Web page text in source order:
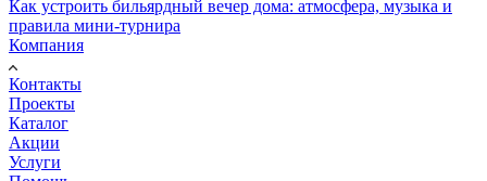
Как устроить бильярдный вечер дома: атмосфера, музыка и
правила мини-турнира
Компания
Контакты
Проекты
Каталог
Акции
Услуги